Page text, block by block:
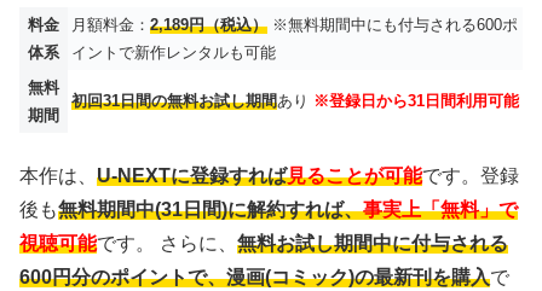
料金
体系
月額料金： 2,189円（税込） ※無料期間中にも付与される600ポ
イントで新作レンタルも可能
無料
期間
初回31日間の無料お試し期間あり ※登録日から31日間利用可能
本作は、 U-NEXTに登録すれば見ることが可能です。登録
後も無料期間中(31日間)に解約すれば、事実上「無料」で
視聴可能です。 さらに、 無料お試し期間中に付与される
600円分のポイントで、漫画(コミック)の最新刊を購入で